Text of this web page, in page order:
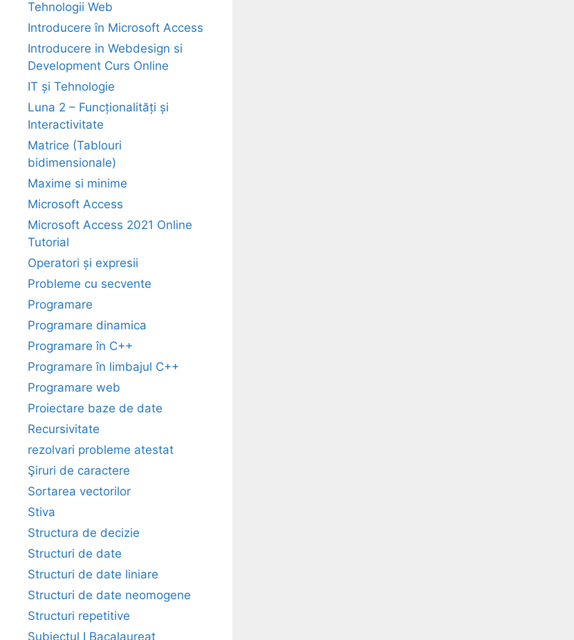
Tehnologii Web
Introducere în Microsoft Access
Introducere in Webdesign si
Development Curs Online
IT și Tehnologie
Luna 2 – Funcționalități și
Interactivitate
Matrice (Tablouri
bidimensionale)
Maxime si minime
Microsoft Access
Microsoft Access 2021 Online
Tutorial
Operatori și expresii
Probleme cu secvente
Programare
Programare dinamica
Programare în C++
Programare în limbajul C++
Programare web
Proiectare baze de date
Recursivitate
rezolvari probleme atestat
Şiruri de caractere
Sortarea vectorilor
Stiva
Structura de decizie
Structuri de date
Structuri de date liniare
Structuri de date neomogene
Structuri repetitive
Subiectul I Bacalaureat